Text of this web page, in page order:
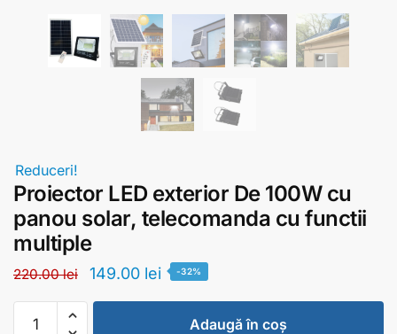
Reduceri!
Proiector LED exterior De 100W cu
panou solar, telecomanda cu functii
multiple
220.00lei 149.00 lei -32%
Adaugă în coș